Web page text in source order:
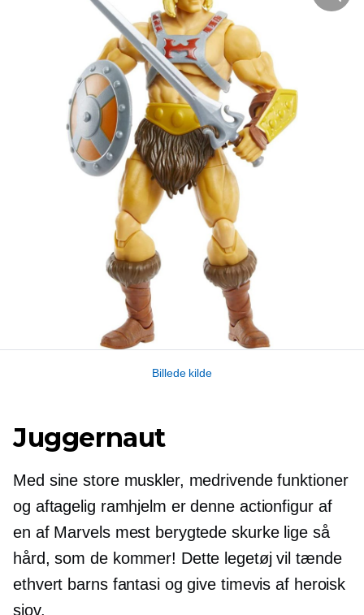
Billede kilde
Juggernaut
Med sine store muskler, medrivende funktioner
og aftagelig ramhjelm er denne actionfigur af
en af ​​Marvels mest berygtede skurke lige så
hård, som de kommer! Dette legetøj vil tænde
ethvert barns fantasi og give timevis af heroisk
sjov.